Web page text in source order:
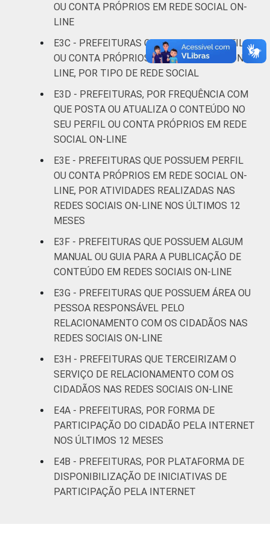
SE 87 13 0
BA 83
MG 80 20 1
ES
RJ 94 4 1
SP 77 21
SC 84 14 2
MS 73 22
MT
GO 85 15
DF - -
Fonte: CGI.br/NIC.br, Centro Regional de
Sociedade da Informação (Cetic.br),
Pesquisa sobre o uso das tecnologias de
informação e comunicação no setor público
OU CONTA PRÓPRIOS EM REDE SOCIAL ON-
LINE
E3C - PREFEITURAS QUE POSSUEM PERFIL
OU CONTA PRÓPRIOS EM REDE SOCIAL ON-
LINE, POR TIPO DE REDE SOCIAL
E3D - PREFEITURAS, POR FREQUÊNCIA COM
QUE POSTA OU ATUALIZA O CONTEÚDO NO
SEU PERFIL OU CONTA PRÓPRIOS EM REDE
SOCIAL ON-LINE
E3E - PREFEITURAS QUE POSSUEM PERFIL
OU CONTA PRÓPRIOS EM REDE SOCIAL ON-
LINE, POR ATIVIDADES REALIZADAS NAS
REDES SOCIAIS ON-LINE NOS ÚLTIMOS 12
MESES
E3F - PREFEITURAS QUE POSSUEM ALGUM
MANUAL OU GUIA PARA A PUBLICAÇÃO DE
CONTEÚDO EM REDES SOCIAIS ON-LINE
E3G - PREFEITURAS QUE POSSUEM ÁREA OU
PESSOA RESPONSÁVEL PELO
RELACIONAMENTO COM OS CIDADÃOS NAS
REDES SOCIAIS ON-LINE
E3H - PREFEITURAS QUE TERCEIRIZAM O
SERVIÇO DE RELACIONAMENTO COM OS
CIDADÃOS NAS REDES SOCIAIS ON-LINE
E4A - PREFEITURAS, POR FORMA DE
PARTICIPAÇÃO DO CIDADÃO PELA INTERNET
NOS ÚLTIMOS 12 MESES
E4B - PREFEITURAS, POR PLATAFORMA DE
DISPONIBILIZAÇÃO DE INICIATIVAS DE
PARTICIPAÇÃO PELA INTERNET